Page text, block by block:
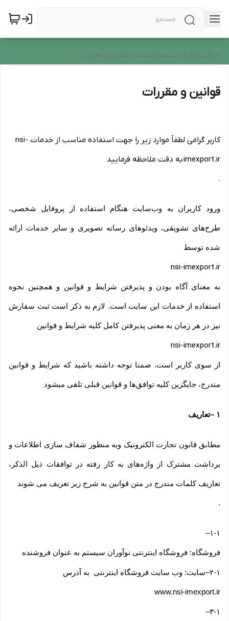
بازرگانی نوآوران سیستم ایساتیس/قوانین و مقررات
قوانین و مقررات
کاربر گرامی لطفاً موارد زیر را جهت استفاده مناسب از خدمات nsi-
imexport.ir به دقت ملاحظه فرمایید
.
ورود کاربران به وب‏‌سایت هنگام استفاده از پروفایل شخصی،
طرح‏‌های تشویقی، ویدئوهای رسانه تصویری و سایر خدمات ارائه
شده توسط
nsi-imexport.ir
به معنای آگاه بودن و پذیرفتن شرایط و قوانین و همچنین نحوه
استفاده از خدمات این سایت است. لازم به ذکر است ثبت سفارش
نیز در هر زمان به معنی پذیرفتن کامل کلیه شرایط و قوانین
nsi-imexport.ir
از سوی کاربر است. ضمنا توجه داشته باشید که شرایط و قوانین
مندرج، جایگزین کلیه توافق‏‌ها و قوانین قبلی تلقی میشود
۱ –تعاریف
مطابق قانون تجارت الکترونیک وبه منظور شفاف سازی اطلاعات و
برداشت مشترک از واژه‌های به کار رفته در توافقات ذیل الذکر،
تعاریف کلمات مندرج در متن قوانین به شرح زیر تعریف می شوند
.
۱-۱–
فروشگاه: فروشگاه اینترنتی نوآوران سیستم به عنوان فروشنده
۲-۱–سایت: وب سایت فروشگاه اینترنتی به آدرس
www.nsi-imexport.ir
۳-۱–